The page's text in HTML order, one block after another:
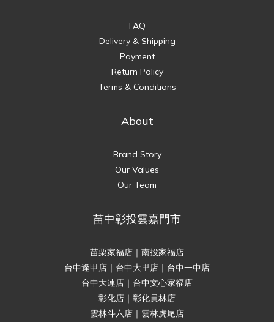
FAQ
Delivery & Shipping
Payment
Return Policy
Terms & Conditions
About
Brand Story
Our Values
Our Team
苗中彰投雲嘉門市
苗栗家福店｜南投家福店
台中逢甲店｜台中大里店｜台中一中店
台中大連店｜台中文心家福店
彰化店｜彰化員林店
雲林斗六店｜雲林虎尾店